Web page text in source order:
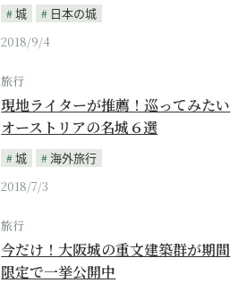
城
日本の城
2018/9/4
旅行
現地ライターが推薦！巡ってみたい
オーストリアの名城６選
城
海外旅行
2018/7/3
旅行
今だけ！大阪城の重文建築群が期間
限定で一挙公開中